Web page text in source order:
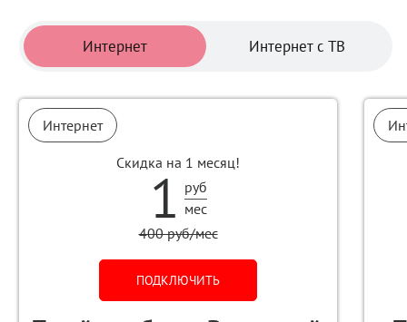
Интернет Интернет с ТВ
Тарифы
Интернет
Скидка на 1 месяц!
1 руб
мес
400 руб/мес
ПОДКЛЮЧИТЬ